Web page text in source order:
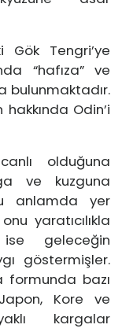
Gök Tengri’ye
“hafıza” ve
bulunmaktadır.
Odin’i
olduğuna
ve kuzguna
anlamda yer
yaratıcılıkla
ise geleceğin
göstermişler.
formunda bazı
Kore ve
kargalar